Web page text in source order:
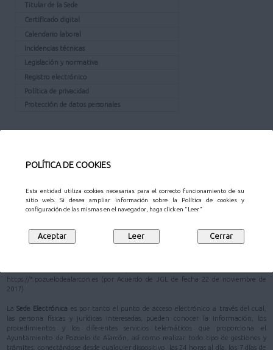
POLÍTICA DE COOKIES
Esta entidad utiliza cookies necesarias para el correcto funcionamiento de su
sitio web. Si desea ampliar información sobre la Política de cookies y
configuración de las mismas en el navegador, haga click en "Leer"
Titular de la Sede
Certificado digital
Calendario laboral
Incidencias técnicas
Legislación y normativa
Registro electrónico
Política de privacidad
Protección de datos personales
Sede Electrónica del Ayuntamiento de Pozuelo de Alarcón está definida en su
Reglamento de Administración Electrónica
prioriza la actuación administrativa automatizada (artículo 41) y se apuesta
eficacia y eficiencia en el uso racional y adecuado de los recursos públicos; y como
garantista de una mayor seguridad jurídica de los administrados (artículo 3)
https://*.pozuelodealarcon.es (por Acuerdo de JGL de fecha 22 de noviembre de
2017)
LaSede Electrónica es por tanto el punto de acceso electrónico a través del cual,
las persona físicas y jurídicas interesadas, pueden conocer la información, los
procedimientos y los diferentes servicios telemáticos que proporciona el
Ayuntamiento de Pozuelo de Alarcón, así como realizar todo tipo de gestiones y
trámites, conectándose desde cualquier dispositivo, las 24 horas al día, los 7 días de